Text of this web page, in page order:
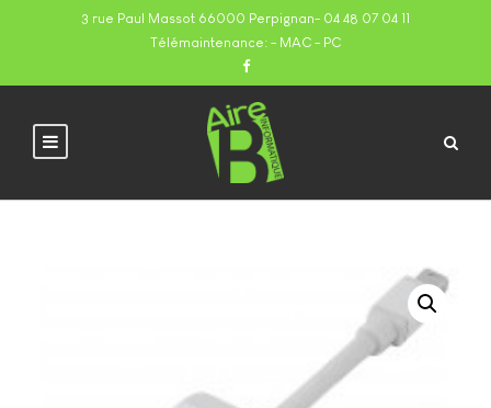
3 rue Paul Massot 66000 Perpignan- 04 48 07 04 11
Télémaintenance: - MAC - PC